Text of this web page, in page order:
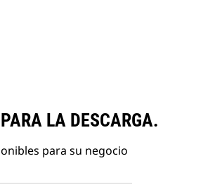
LA DESCARGA.
para su negocio